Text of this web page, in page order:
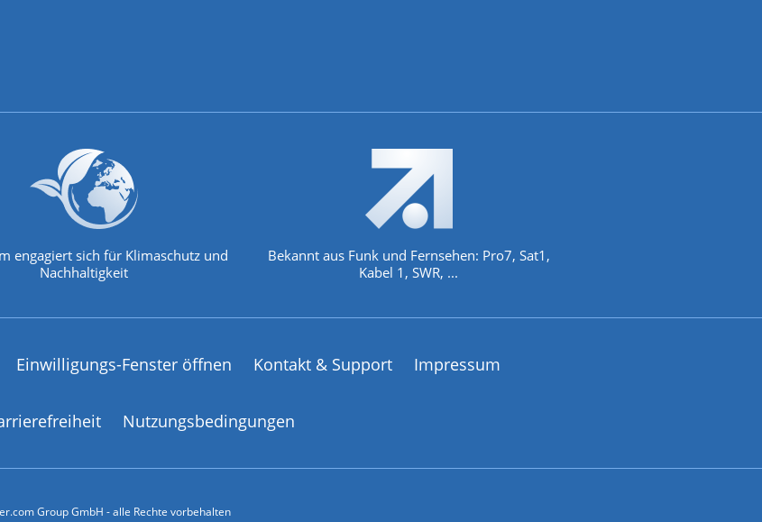
engagiert sich für Klimaschutz und
Nachhaltigkeit
Bekannt aus Funk und Fernsehen: Pro7, Sat1,
Kabel 1, SWR, ...
Einwilligungs-Fenster öffnen Kontakt & Support Impressum
Nutzungsbedingungen
Group GmbH - alle Rechte vorbehalten